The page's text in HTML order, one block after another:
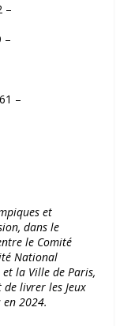
–
–
–
et
dans le
le Comité
National
et la Ville de Paris,
livrer les Jeux
2024.